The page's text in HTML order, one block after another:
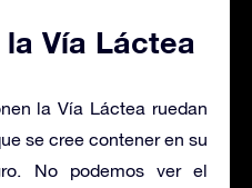
Vía Láctea
la Vía Láctea ruedan
se cree contener en su
No podemos ver el